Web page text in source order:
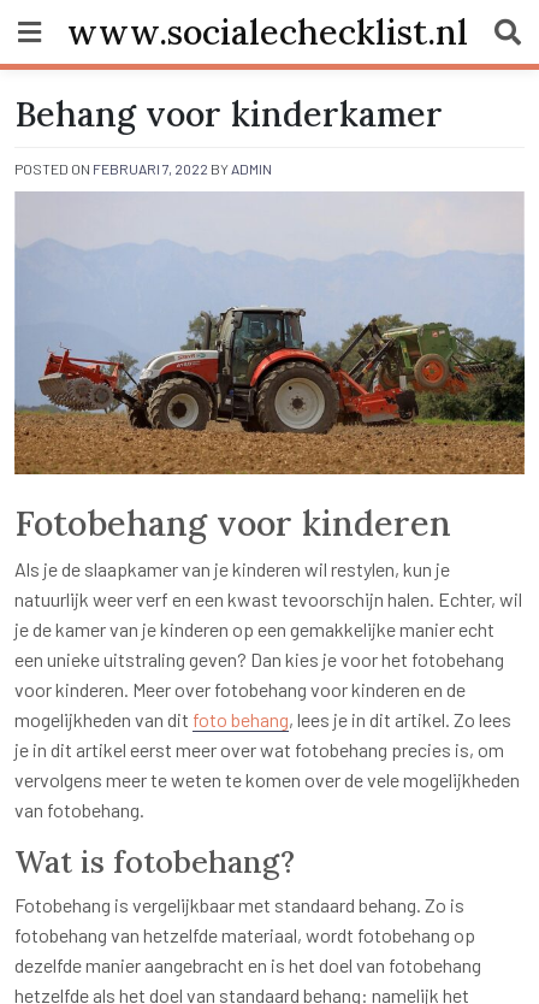
content
www.socialechecklist.nl
Behang voor kinderkamer
POSTED ON FEBRUARI 7, 2022 BY ADMIN
Fotobehang voor kinderen
Als je de slaapkamer van je kinderen wil restylen, kun je
natuurlijk weer verf en een kwast tevoorschijn halen. Echter, wil
je de kamer van je kinderen op een gemakkelijke manier echt
een unieke uitstraling geven? Dan kies je voor het fotobehang
voor kinderen. Meer over fotobehang voor kinderen en de
mogelijkheden van dit foto behang, lees je in dit artikel. Zo lees
je in dit artikel eerst meer over wat fotobehang precies is, om
vervolgens meer te weten te komen over de vele mogelijkheden
van fotobehang.
Wat is fotobehang?
Fotobehang is vergelijkbaar met standaard behang. Zo is
fotobehang van hetzelfde materiaal, wordt fotobehang op
dezelfde manier aangebracht en is het doel van fotobehang
hetzelfde als het doel van standaard behang: namelijk het